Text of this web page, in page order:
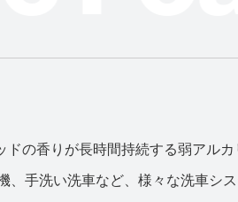
ドの香りが長時間持続する弱アル
、手洗い洗車など、様々な洗車シ